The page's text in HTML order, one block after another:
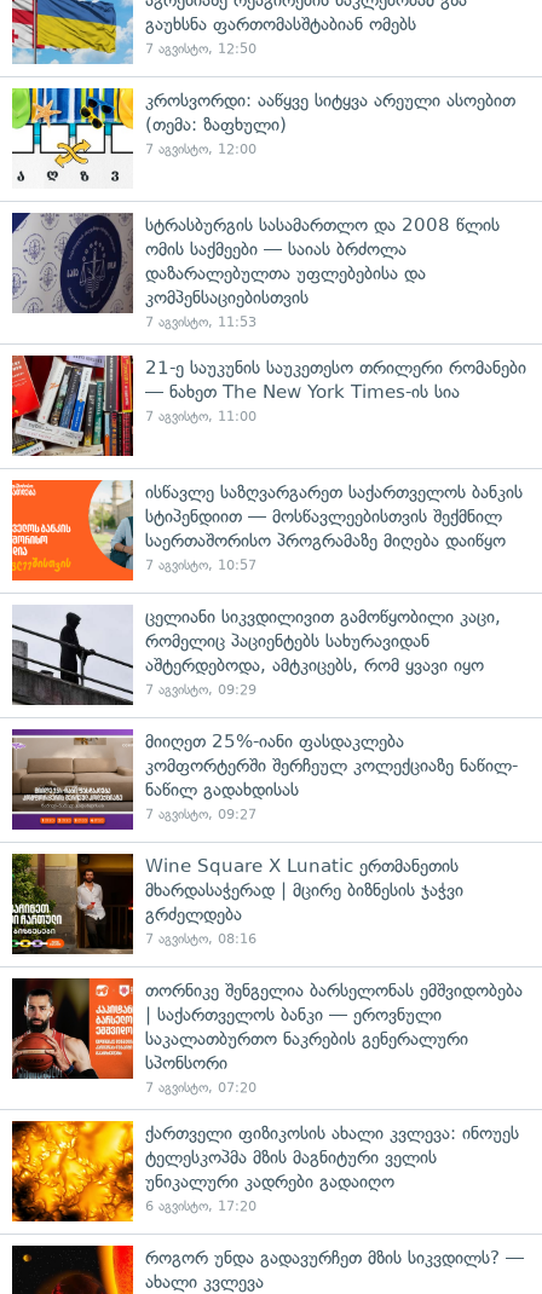
გაუხსნა ფართომასშტაბიან ომებს
7 აგვისტო, 12:50
კროსვორდი: ააწყვე სიტყვა არეული ასოებით
(თემა: ზაფხული)
7 აგვისტო, 12:00
სტრასბურგის სასამართლო და 2008 წლის
ომის საქმეები — საიას ბრძოლა
დაზარალებულთა უფლებებისა და
კომპენსაციებისთვის
7 აგვისტო, 11:53
21-ე საუკუნის საუკეთესო თრილერი რომანები
— ნახეთ The New York Times-ის სია
7 აგვისტო, 11:00
ისწავლე საზღვარგარეთ საქართველოს ბანკის
სტიპენდიით — მოსწავლეებისთვის შექმნილ
საერთაშორისო პროგრამაზე მიღება დაიწყო
7 აგვისტო, 10:57
ცელიანი სიკვდილივით გამოწყობილი კაცი,
რომელიც პაციენტებს სახურავიდან
აშტერდებოდა, ამტკიცებს, რომ ყვავი იყო
7 აგვისტო, 09:29
მიიღეთ 25%-იანი ფასდაკლება
კომფორტერში შერჩეულ კოლექციაზე ნაწილ-
ნაწილ გადახდისას
7 აგვისტო, 09:27
Wine Square X Lunatic ერთმანეთის
მხარდასაჭერად | მცირე ბიზნესის ჯაჭვი
გრძელდება
7 აგვისტო, 08:16
თორნიკე შენგელია ბარსელონას ემშვიდობება
| საქართველოს ბანკი — ეროვნული
საკალათბურთო ნაკრების გენერალური
სპონსორი
7 აგვისტო, 07:20
ქართველი ფიზიკოსის ახალი კვლევა: ინოუეს
ტელესკოპმა მზის მაგნიტური ველის
უნიკალური კადრები გადაიღო
6 აგვისტო, 17:20
როგორ უნდა გადავურჩეთ მზის სიკვდილს? —
ახალი კვლევა